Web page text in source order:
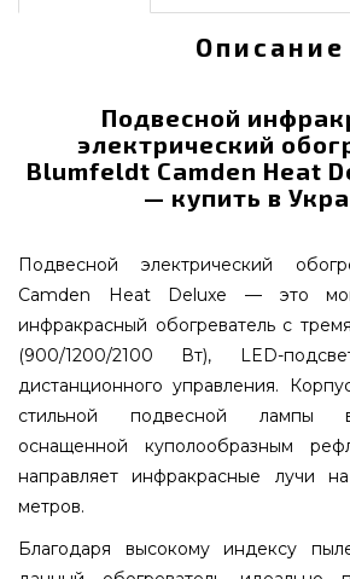
Описание
Подвесной
электрический
Blumfeldt Camden Heat
— купить в
Подвесной электрический
Camden Heat Deluxe — это
инфракрасный обогреватель с
(900/1200/2100 Вт), LED-
дистанционного управления.
стильной подвесной лампы
оснащенной куполообразным
направляет инфракрасные лучи
метров.
Благодаря высокому индексу